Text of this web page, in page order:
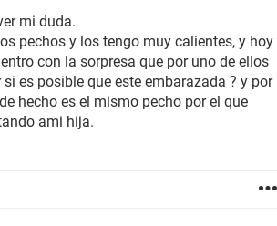
mi duda.
pechos y los tengo muy calientes, y hoy
con la sorpresa que por uno de ellos
es posible que este embarazada ? y por
hecho es el mismo pecho por el que
ami hija.